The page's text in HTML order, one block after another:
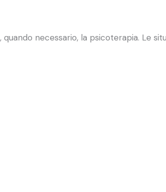
necessario, la psicoterapia. Le